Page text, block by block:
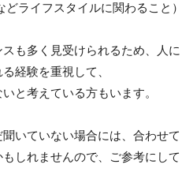
ライフスタイルに関わること）
も多く見受けられるため、人に
経験を重視して、
と考えている方もいます。
いていない場合には、合わせて
しれませんので、ご参考にして